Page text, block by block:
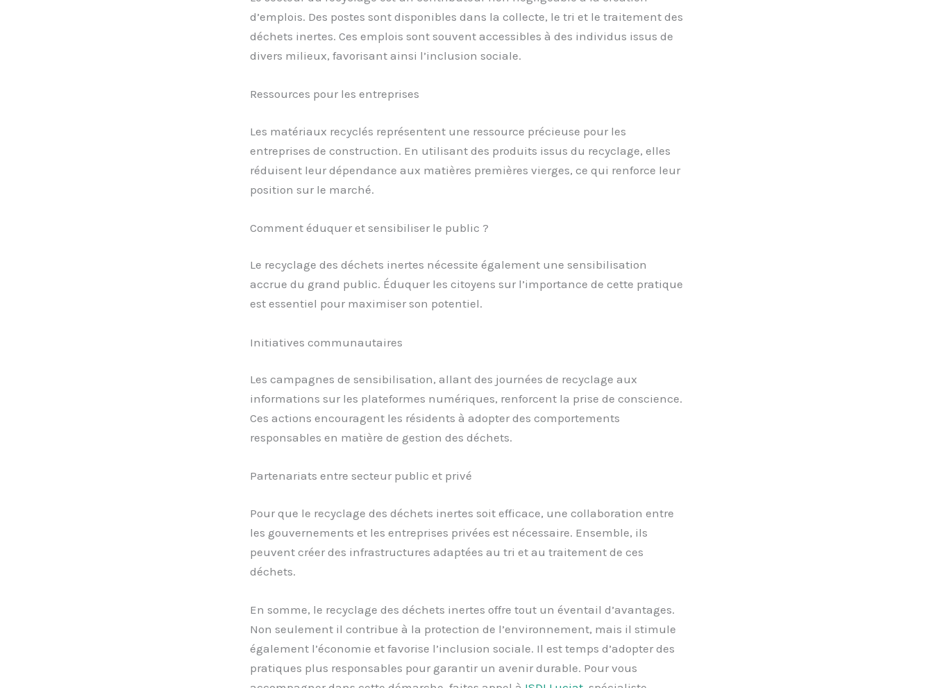
d’emplois. Des postes sont disponibles dans la collecte, le tri et le traitement des
déchets inertes. Ces emplois sont souvent accessibles à des individus issus de
divers milieux, favorisant ainsi l’inclusion sociale.
Ressources pour les entreprises
Les matériaux recyclés représentent une ressource précieuse pour les
entreprises de construction. En utilisant des produits issus du recyclage, elles
réduisent leur dépendance aux matières premières vierges, ce qui renforce leur
position sur le marché.
Comment éduquer et sensibiliser le public ?
Le recyclage des déchets inertes nécessite également une sensibilisation
accrue du grand public. Éduquer les citoyens sur l’importance de cette pratique
est essentiel pour maximiser son potentiel.
Initiatives communautaires
Les campagnes de sensibilisation, allant des journées de recyclage aux
informations sur les plateformes numériques, renforcent la prise de conscience.
Ces actions encouragent les résidents à adopter des comportements
responsables en matière de gestion des déchets.
Partenariats entre secteur public et privé
Pour que le recyclage des déchets inertes soit efficace, une collaboration entre
les gouvernements et les entreprises privées est nécessaire. Ensemble, ils
peuvent créer des infrastructures adaptées au tri et au traitement de ces
déchets.
En somme, le recyclage des déchets inertes offre tout un éventail d’avantages.
Non seulement il contribue à la protection de l’environnement, mais il stimule
également l’économie et favorise l’inclusion sociale. Il est temps d’adopter des
pratiques plus responsables pour garantir un avenir durable. Pour vous